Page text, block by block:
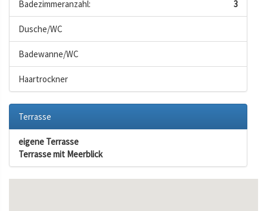
Badezimmeranzahl: 3
Dusche/WC
Badewanne/WC
Haartrockner
Terrasse
eigene Terrasse
Terrasse mit Meerblick